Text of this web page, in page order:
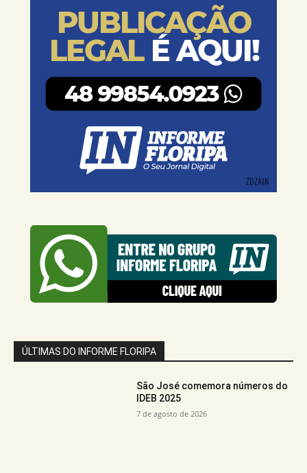
ÚLTIMAS DO INFORME FLORIPA
São José comemora números do
IDEB 2025
7 de agosto de 2026